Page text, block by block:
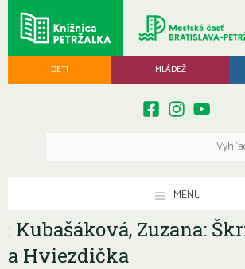
DETI MLÁDEŽ
MENU
: Kubašáková, Zuzana:
a Hviezdička